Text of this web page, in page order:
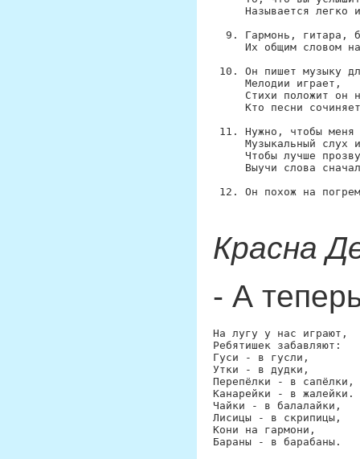
Называется
Гармонь, гитара,
Их общим словом
Он пишет музыку
Мелодии играет,
Стихи положит он
Кто песни
Нужно, чтобы меня
Музыкальный слух
Чтобы лучше
Выучи слова
Красна
- А
На лугу у нас играют,
Ребятишек забавляют:
Гуси - в гусли,
Утки - в дудки,
Перепёлки - в сапёлки,
Канарейки - в жалейки.
Чайки - в балалайки,
Лисицы - в скрипицы,
Кони на гармони,
Бараны - в барабаны.